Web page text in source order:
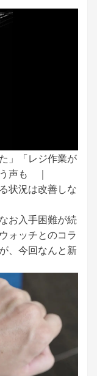
」「レジ作業が
声も ｜
状況は改善しな
お入手困難が続
ォッチとのコラ
、今回なんと新